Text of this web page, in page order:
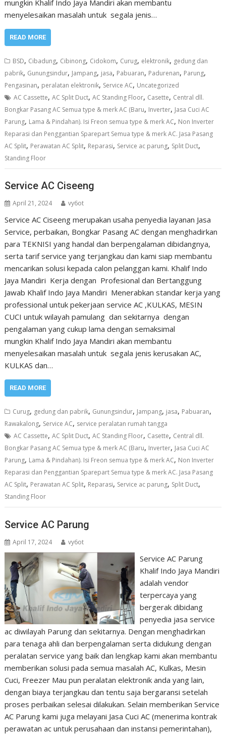
mungkin Khalif Indo Jaya Mandiri akan membantu
menyelesaikan masalah untuk segala jenis…
READ MORE
BSD, Cibadung, Cibinong, Cidokom, Curug, elektronik, gedung dan
pabrik, Gunungsindur, Jampang, jasa, Pabuaran, Padurenan, Parung,
Pengasinan, peralatan elektronik, Service AC, Uncategorized
AC Cassette,AC Split Duct,AC Standing Floor, Casette, Central dll.
Bongkar Pasang AC Semua type & merk AC (Baru, Inverter, Jasa Cuci AC
Parung, Lama & Pindahan). Isi Freon semua type & merk AC, Non Inverter
Reparasi dan Penggantian Sparepart Semua type & merk AC. Jasa Pasang
AC Split, Perawatan AC Split, Reparasi, Service ac parung, Split Duct,
Standing Floor
Service AC Ciseeng
April 21, 2024 vy6ot
Service AC Ciseeng merupakan usaha penyedia layanan Jasa
Service, perbaikan, Bongkar Pasang AC dengan menghadirkan
para TEKNISI yang handal dan berpengalaman dibidangnya,
serta tarif service yang terjangkau dan kami siap membantu
mencarikan solusi kepada calon pelanggan kami. Khalif Indo
Jaya Mandiri Kerja dengan Profesional dan Bertanggung
Jawab Khalif Indo Jaya Mandiri Menerabkan standar kerja yang
professional untuk pekerjaan service AC ,KULKAS, MESIN
CUCI untuk wilayah pamulang dan sekitarnya dengan
pengalaman yang cukup lama dengan semaksimal
mungkin Khalif Indo Jaya Mandiri akan membantu
menyelesaikan masalah untuk segala jenis kerusakan AC,
KULKAS dan…
READ MORE
Curug, gedung dan pabrik, Gunungsindur, Jampang, jasa, Pabuaran,
Rawakalong, Service AC, service peralatan rumah tangga
AC Cassette,AC Split Duct,AC Standing Floor, Casette, Central dll.
Bongkar Pasang AC Semua type & merk AC (Baru, Inverter, Jasa Cuci AC
Parung, Lama & Pindahan). Isi Freon semua type & merk AC, Non Inverter
Reparasi dan Penggantian Sparepart Semua type & merk AC. Jasa Pasang
AC Split, Perawatan AC Split, Reparasi, Service ac parung, Split Duct,
Standing Floor
Service AC Parung
April 17, 2024 vy6ot
Service AC Parung
Khalif Indo Jaya Mandiri
adalah vendor
terpercaya yang
bergerak dibidang
penyedia jasa service
ac diwilayah Parung dan sekitarnya. Dengan menghadirkan
para tenaga ahli dan berpengalaman serta didukung dengan
peralatan service yang baik dan lengkap kami akan membantu
memberikan solusi pada semua masalah AC, Kulkas, Mesin
Cuci, Freezer Mau pun peralatan elektronik anda yang lain,
dengan biaya terjangkau dan tentu saja bergaransi setelah
proses perbaikan selesai dilakukan. Selain memberikan Service
AC Parung kami juga melayani Jasa Cuci AC (menerima kontrak
perawatan ac untuk perusahaan dan instansi pemerintahan),